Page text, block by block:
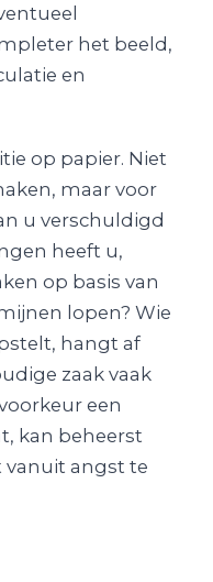
het beeld,
en
op papier. Niet
maar voor
u verschuldigd
heeft u,
op basis van
lopen? Wie
hangt af
zaak vaak
een
kan beheerst
angst te